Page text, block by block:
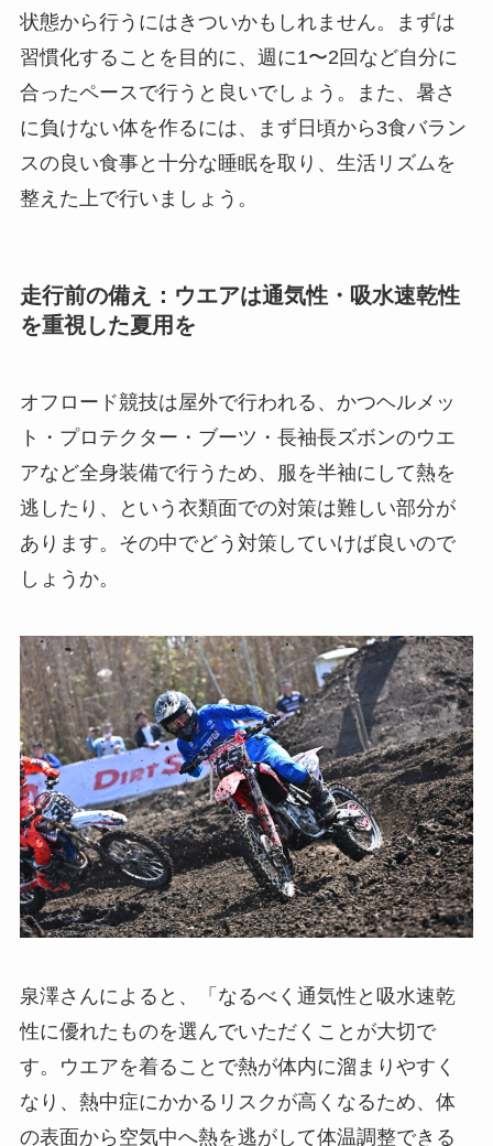
状態から行うにはきついかもしれません。まずは
習慣化することを目的に、週に1〜2回など自分に
合ったペースで行うと良いでしょう。また、暑さ
に負けない体を作るには、まず日頃から3食バラン
スの良い食事と十分な睡眠を取り、生活リズムを
整えた上で行いましょう。
走行前の備え：ウエアは通気性・吸水速乾性
を重視した夏用を
オフロード競技は屋外で行われる、かつヘルメッ
ト・プロテクター・ブーツ・長袖長ズボンのウエ
アなど全身装備で行うため、服を半袖にして熱を
逃したり、という衣類面での対策は難しい部分が
あります。その中でどう対策していけば良いので
しょうか。
泉澤さんによると、「なるべく通気性と吸水速乾
性に優れたものを選んでいただくことが大切で
す。ウエアを着ることで熱が体内に溜まりやすく
なり、熱中症にかかるリスクが高くなるため、体
の表面から空気中へ熱を逃がして体温調整できる